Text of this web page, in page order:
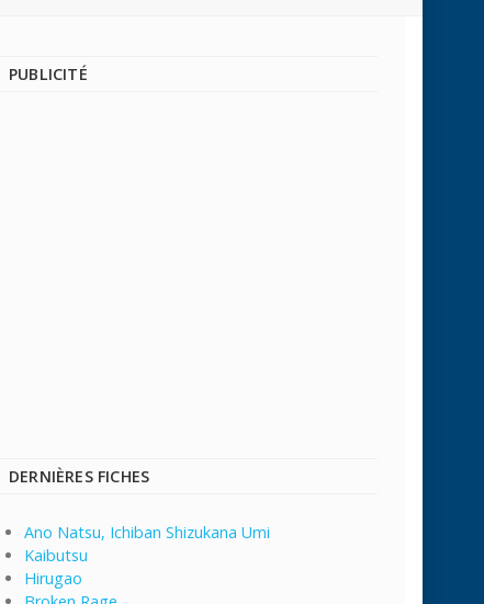
PUBLICITÉ
DERNIÈRES FICHES
Ano Natsu, Ichiban Shizukana Umi
Kaibutsu
Hirugao